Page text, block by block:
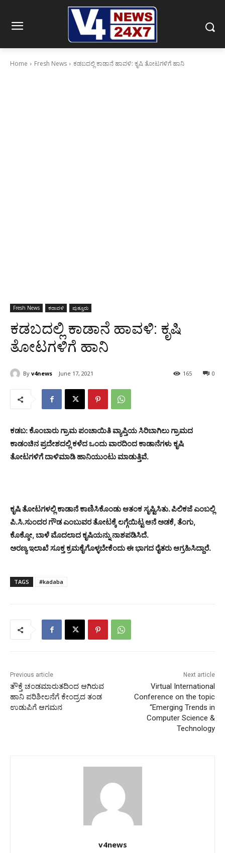
Home Fresh News ಕಡಬದಲ್ಲಿ ಕಾಡಾನೆ ಹಾವಳಿ: ಕೃಷಿ ತೋಟಗಳಿಗೆ ಹಾನಿ
Fresh News ಕರಾವಳಿ ಪುತ್ತೂರು
ಕಡಬದಲ್ಲಿ ಕಾಡಾನೆ ಹಾವಳಿ: ಕೃಷಿ
ತೋಟಗಳಿಗೆ ಹಾನಿ
By v4news June 17, 2021 0
165
ಕಡಬ: ಕೊಂಬಾರು ಗ್ರಾಮ ಪಂಚಾಯಿತಿ ವ್ಯಾಪ್ತಿಯ ಸಿರಿಬಾಗಿಲು ಗ್ರಾಮದ
ಕಾಡಂಚಿನ ಪ್ರದೇಶದಲ್ಲಿ ಕಳೆದ ಒಂದು ವಾರದಿಂದ ಕಾಡಾನೆಗಳು ಕೃಷಿ
ತೋಟಗಳಿಗೆ ದಾಳಿಮಾಡಿ ಹಾನಿಯುಂಟು ಮಾಡುತ್ತಿವೆ.
ಕೃಷಿ ತೋಟಗಳಲ್ಲಿ ಕಾಡಾನೆ ಕಾಣಿಸಿಕೊಂಡು ಆತಂಕ ಸೃಷ್ಟಿಸಿತು. ಪಿಲಿಕಜೆ ಎಂಬಲ್ಲಿ
ಪಿ.ಸಿ.ಸುಂದರ ಗೌಡ ಎಂಬುವರ ತೋಟಕ್ಕೆ ಲಗ್ಗೆಯಿಟ್ಟ ಆನೆ ಅಡಕೆ, ತೆಂಗು,
ಕೊಕ್ಕೋ, ಬಾಳೆ ಮೊದಲಾದ ಕೃಷಿಯನ್ನು ನಾಶಪಡಿಸಿದೆ.
ಅರಣ್ಯ ಇಲಾಖೆ ಸೂಕ್ತ ಕ್ರಮಕೈಗೊಳ್ಳಬೇಕೆಂದು ಈ ಭಾಗದ ರೈತರು ಆಗ್ರಹಿಸಿದ್ದಾರೆ.
TAGS #kadaba
Previous article
ತೌಕ್ತೆ ಚಂಡಮಾರುತದಿಂದ ಆಗಿರುವ
ಹಾನಿ ಪರಿಶೀಲನೆಗೆ ಕೇಂದ್ರದ ತಂಡ
ಉಡುಪಿಗೆ ಆಗಮನ
Next article
Virtual International
Conference on the topic
“Emerging Trends in
Computer Science &
Technology
v4news